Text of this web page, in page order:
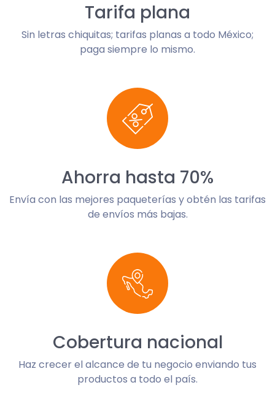
Tarifa plana
Sin letras chiquitas; tarifas planas a todo México;
paga siempre lo mismo.
Ahorra hasta 70%
Envía con las mejores paqueterías y obtén las tarifas
de envíos más bajas.
Cobertura nacional
Haz crecer el alcance de tu negocio enviando tus
productos a todo el país.